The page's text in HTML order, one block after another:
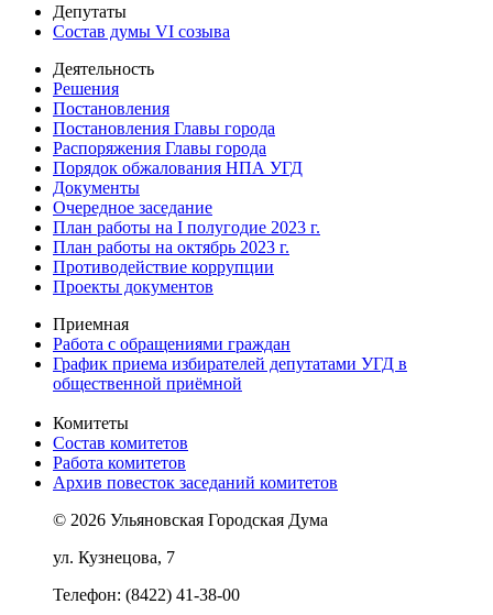
Депутаты
Состав думы VI созыва
Деятельность
Решения
Постановления
Постановления Главы города
Распоряжения Главы города
Порядок обжалования НПА УГД
Документы
Очередное заседание
План работы на I полугодие 2023 г.
План работы на октябрь 2023 г.
Противодействие коррупции
Проекты документов
Приемная
Работа с обращениями граждан
График приема избирателей депутатами УГД в
общественной приёмной
Комитеты
Состав комитетов
Работа комитетов
Архив повесток заседаний комитетов
© 2026 Ульяновская Городская Дума
ул. Кузнецова, 7
Телефон: (8422) 41-38-00